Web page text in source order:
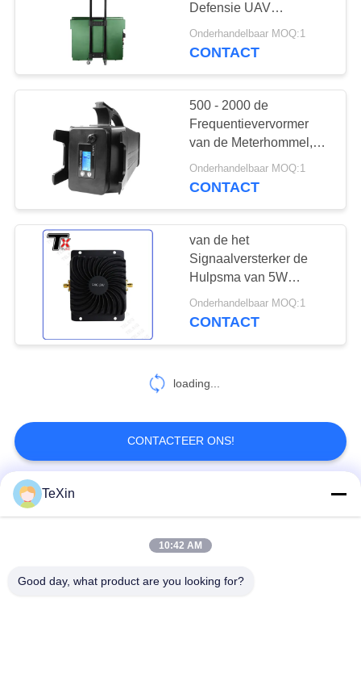
tweerichtingsversterker
Drone-
signaalverwarmer
dronesignaaldetector
27
45
Defensie UAV
Signaalstoorzender
Onderhandelbaar MOQ:1
CONTACT
500 - 2000 de
Frequentievervormer
van de Meterhommel,
UAV Moordenaar 2,4
Ghz
Onderhandelbaar MOQ:1
CONTACT
van de het
Signaalversterker de
Hulpsma van 5W
37dBm WIFI van de de
Schakelaar Sterke
Onderhandelbaar MOQ:1
CONTACT
loading...
CONTACTEER ONS!
populaire categorieën
module
TeXin
10:42 AM
Good day, what product are you looking for?